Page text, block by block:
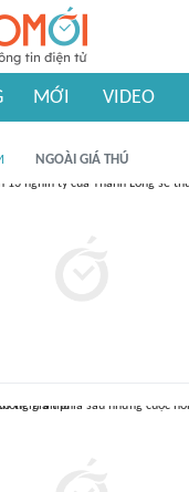
MỚI VIDEO
NGOÀI GIÁ THÚ